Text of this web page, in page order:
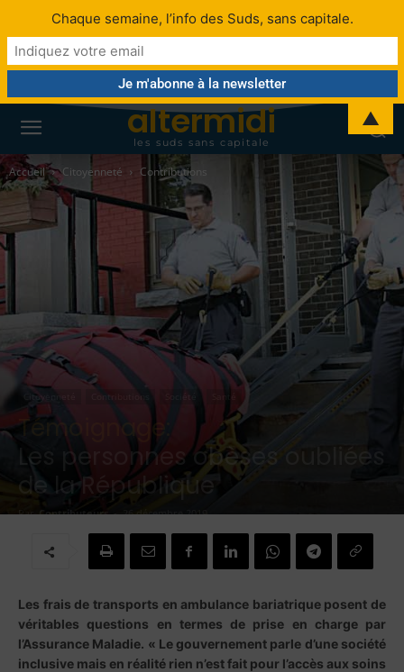
altermidi
les suds sans capitale
Accueil Citoyenneté Contributions
Citoyenneté Contributions Société
Témoignage:
Les personnes obèses oubliées
de la République
Par Contributeurs - 26 décembre 2019
Les frais de transports en ambulance bariatrique posent de
véritables questions en termes de prise en charge par
l’Assurance Maladie. « Le gouvernement parle d’une société
inclusive mais en réalité rien n’est fait pour l’accès aux soins
Chaque semaine, l’info des Suds, sans capitale.
▲